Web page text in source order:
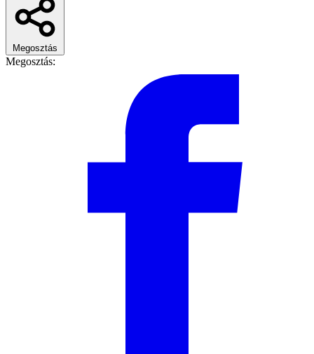
Megosztás
Megosztás: